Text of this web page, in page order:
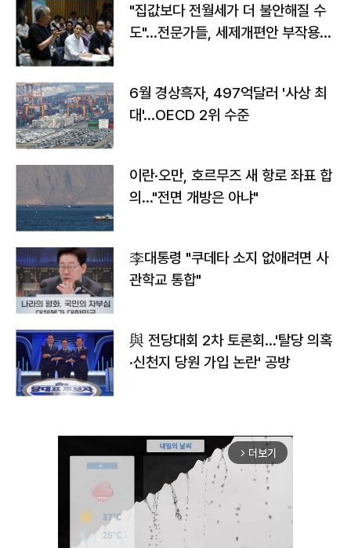
"집값보다 전월세가 더 불안해질 수
도"…전문가들, 세제개편안 부작용
6월 경상흑자, 497억달러 '사상 최
대'…OECD 2위 수준
이란·오만, 호르무즈 새 항로 좌표 합
의…"전면 개방은 아냐"
李대통령 "쿠데타 소지 없애려면 사
관학교 통합"
與 전당대회 2차 토론회…'탈당 의혹
·신천지 당원 가입 논란' 공방
arrow_forward_ios 더보기